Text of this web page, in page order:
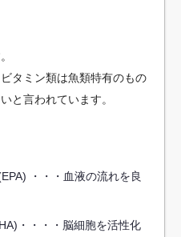
タミン類は魚類特有のもの
と言われています。
・・・血液の流れを良
・・・・脳細胞を活性化